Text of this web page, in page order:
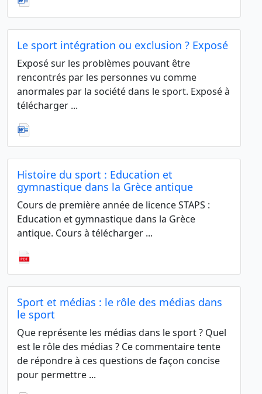
Le sport intégration ou exclusion ? Exposé
Exposé sur les problèmes pouvant être
rencontrés par les personnes vu comme
anormales par la société dans le sport. Exposé à
télécharger ...
Histoire du sport : Education et
gymnastique dans la Grèce antique
Cours de première année de licence STAPS :
Education et gymnastique dans la Grèce
antique. Cours à télécharger ...
Sport et médias : le rôle des médias dans
le sport
Que représente les médias dans le sport ? Quel
est le rôle des médias ? Ce commentaire tente
de répondre à ces questions de façon concise
pour permettre ...